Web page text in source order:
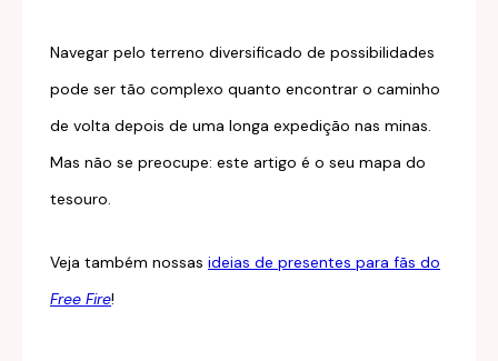
Navegar pelo terreno diversificado de possibilidades
pode ser tão complexo quanto encontrar o caminho
de volta depois de uma longa expedição nas minas.
Mas não se preocupe: este artigo é o seu mapa do
tesouro.
Veja também nossas ideias de presentes para fãs do
Free Fire!